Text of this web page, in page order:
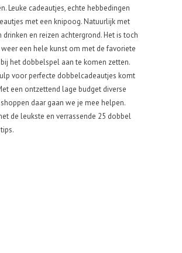
Leuke cadeautjes, echte hebbedingen
met een knipoog. Natuurlijk met
drinken en reizen achtergrond. Het is toch
een hele kunst om met de favoriete
het dobbelspel aan te komen zetten.
voor perfecte dobbelcadeautjes komt
een ontzettend lage budget diverse
daar gaan we je mee helpen.
de leukste en verrassende 25 dobbel